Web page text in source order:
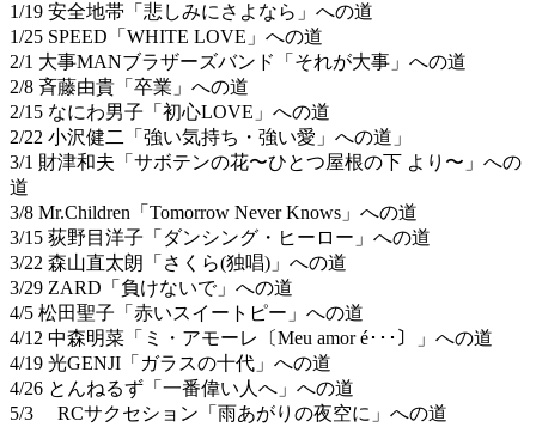
1/19 安全地帯「悲しみにさよなら」への道
1/25 SPEED「WHITE LOVE」への道
2/1 大事MANブラザーズバンド「それが大事」への道
2/8 斉藤由貴「卒業」への道
2/15 なにわ男子「初心LOVE」への道
2/22 小沢健二「強い気持ち・強い愛」への道」
3/1 財津和夫「サボテンの花〜ひとつ屋根の下 より〜」への
道
3/8 Mr.Children「Tomorrow Never Knows」への道
3/15 荻野目洋子「ダンシング・ヒーロー」への道
3/22 森山直太朗「さくら(独唱)」への道
3/29 ZARD「負けないで」への道
4/5 松田聖子「赤いスイートピー」への道
4/12 中森明菜「ミ・アモーレ〔Meu amor é･･･〕」への道
4/19 光GENJI「ガラスの十代」への道
4/26 とんねるず「一番偉い人へ」への道
5/3 RCサクセション「雨あがりの夜空に」への道